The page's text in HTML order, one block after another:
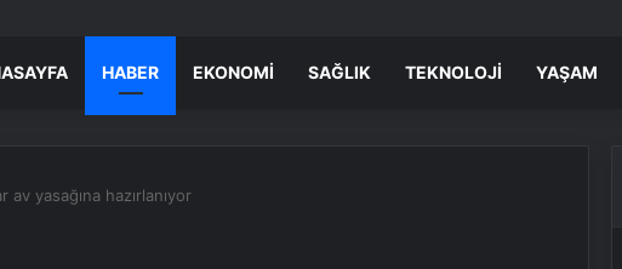
HABER EKONOMI SAĞLIK TEKNOLOJI YAŞAM
av yasağına hazırlanıyor